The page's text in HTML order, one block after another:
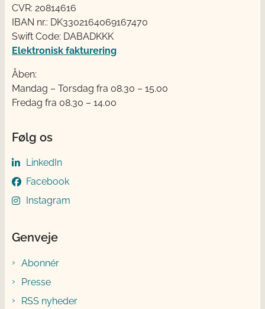
CVR: 20814616
IBAN nr.: DK3302164069167470
Swift Code: DABADKKK
Elektronisk fakturering
Åben:
Mandag – Torsdag fra 08.30 – 15.00
Fredag fra 08.30 – 14.00
Følg os
LinkedIn
Facebook
Instagram
Genveje
Abonnér
Presse
RSS nyheder